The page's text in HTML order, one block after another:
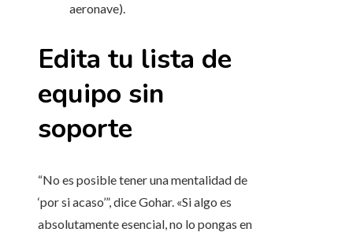
aeronave).
Edita tu lista de
equipo sin
soporte
“No es posible tener una mentalidad de
‘por si acaso’”, dice Gohar. «Si algo es
absolutamente esencial, no lo pongas en